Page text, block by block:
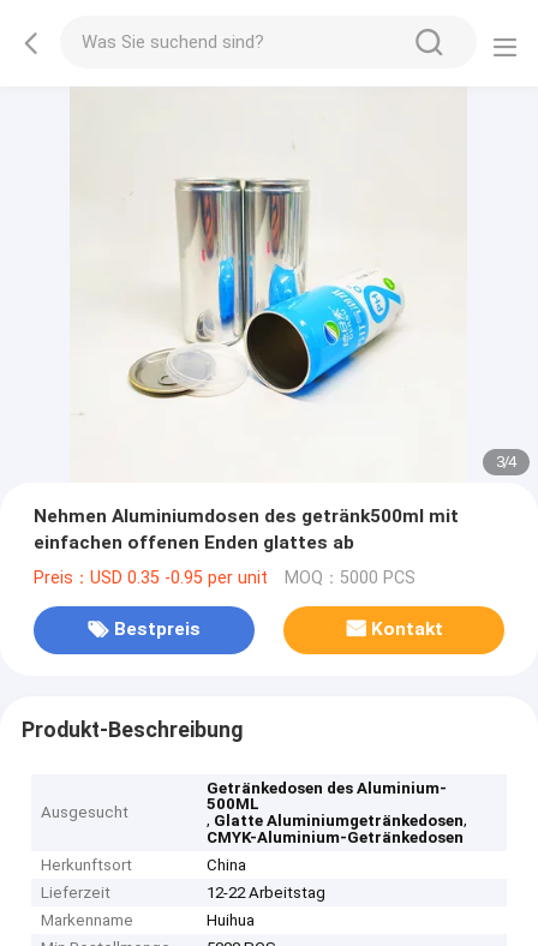
3/4
Nehmen Aluminiumdosen des getränk500ml mit
einfachen offenen Enden glattes ab
Preis：USD 0.35 -0.95 per unit MOQ：5000 PCS
Bestpreis Kontakt
Produkt-Beschreibung
Ausgesucht
Getränkedosen des Aluminium-
500ML
, Glatte Aluminiumgetränkedosen,
CMYK-Aluminium-Getränkedosen
Herkunftsort
China
Lieferzeit
12-22 Arbeitstag
Markenname
Huihua